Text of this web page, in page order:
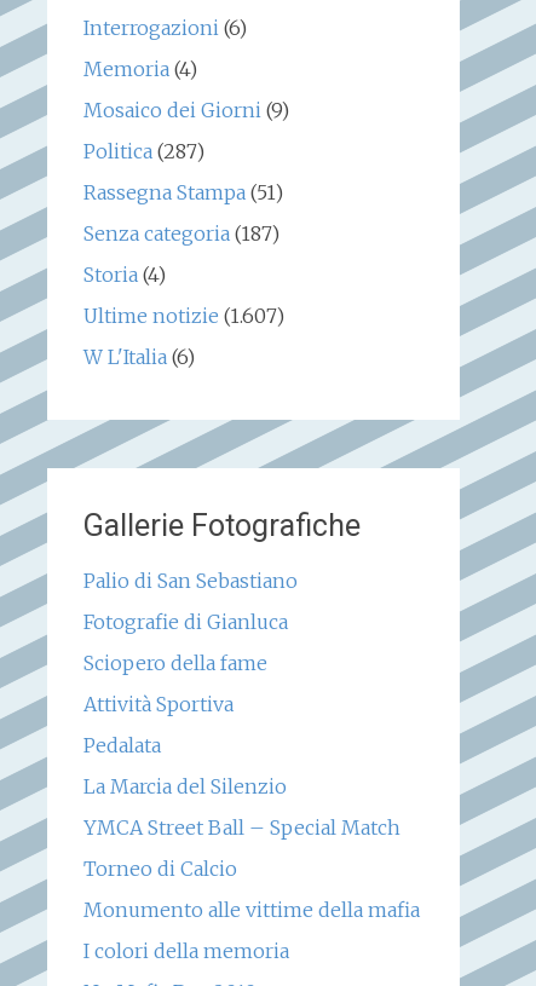
Interrogazioni(6)
Memoria(4)
Mosaico dei Giorni(9)
Politica(287)
Rassegna Stampa(51)
Senza categoria(187)
Storia(4)
Ultime notizie (1.607)
W L'Italia(6)
Gallerie Fotografiche
Palio di San Sebastiano
Fotografie di Gianluca
Sciopero della fame
Attività Sportiva
Pedalata
La Marcia del Silenzio
YMCA Street Ball – Special Match
Torneo di Calcio
Monumento alle vittime della mafia
I colori della memoria